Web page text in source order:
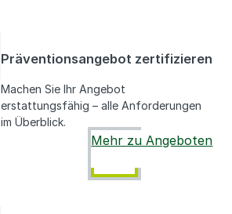
Präventionsangebot zertifizieren
Machen Sie Ihr Angebot
erstattungsfähig – alle Anforderungen
im Überblick.
Mehr zu Angeboten